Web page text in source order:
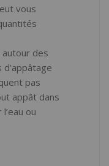
vous
des
pas
appât dans
ou